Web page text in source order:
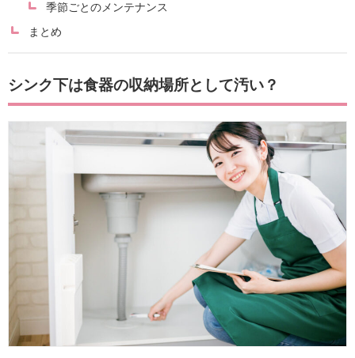
季節ごとのメンテナンス
まとめ
シンク下は食器の収納場所として汚い？